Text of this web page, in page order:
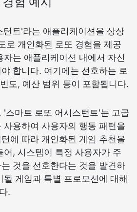
턴트'라는 애플리케이션을 상상
로 개인화된 로또 경험을 제공
자는 애플리케이션 내에서 자신
합니다. 여기에는 선호하는 로
도, 예산 범위 등이 포함됩니다.
'스마트 로또 어시스턴트'는 고급
사용하여 사용자의 행동 패턴을
에 따라 개인화된 게임 추천을
어, 시스템이 특정 사용자가 주
것을 선호한다는 것을 발견하
될 게임과 특별 프로모션에 대해
.